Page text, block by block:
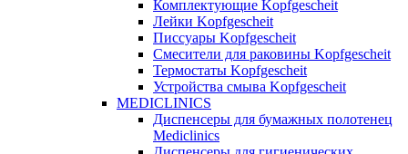
Комплектующие Kopfgescheit
Лейки Kopfgescheit
Писсуары Kopfgescheit
Смесители для раковины Kopfgescheit
Термостаты Kopfgescheit
Устройства смыва Kopfgescheit
MEDICLINICS
Диспенсеры для бумажных полотенец
Mediclinics